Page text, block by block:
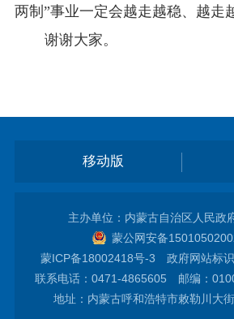
两制”事业一定会越走越稳、越走
谢谢大家。
移动版
主办单位：内蒙古自治区人民政
蒙公网安备
蒙ICP备18002418号-3 政府网站标
联系电话：0471-4865605 邮编：
地址：内蒙古呼和浩特市敕勒川大